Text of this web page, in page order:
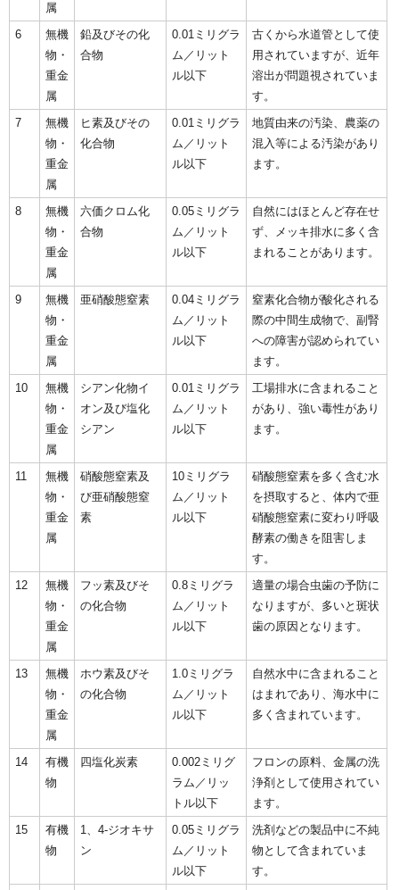
属
6
無機
物・
重金
属
鉛及びその化
合物
0.01ミリグラ
ム／リット
ル以下
古くから水道管として使
用されていますが、近年
溶出が問題視されていま
す。
7
無機
物・
重金
属
ヒ素及びその
化合物
0.01ミリグラ
ム／リット
ル以下
地質由来の汚染、農薬の
混入等による汚染があり
ます。
8
無機
物・
重金
属
六価クロム化
合物
0.05ミリグラ
ム／リット
ル以下
自然にはほとんど存在せ
ず、メッキ排水に多く含
まれることがあります。
9
無機
物・
重金
属
亜硝酸態窒素
0.04ミリグラ
ム／リット
ル以下
窒素化合物が酸化される
際の中間生成物で、副腎
への障害が認められてい
ます。
10
無機
物・
重金
属
シアン化物イ
オン及び塩化
シアン
0.01ミリグラ
ム／リット
ル以下
工場排水に含まれること
があり、強い毒性があり
ます。
11
無機
物・
重金
属
硝酸態窒素及
び亜硝酸態窒
素
10ミリグラ
ム／リット
ル以下
硝酸態窒素を多く含む水
を摂取すると、体内で亜
硝酸態窒素に変わり呼吸
酵素の働きを阻害しま
す。
12
無機
物・
重金
属
フッ素及びそ
の化合物
0.8ミリグラ
ム／リット
ル以下
適量の場合虫歯の予防に
なりますが、多いと斑状
歯の原因となります。
13
無機
物・
重金
属
ホウ素及びそ
の化合物
1.0ミリグラ
ム／リット
ル以下
自然水中に含まれること
はまれであり、海水中に
多く含まれています。
14
有機
物
四塩化炭素
0.002ミリグ
ラム／リッ
トル以下
フロンの原料、金属の洗
浄剤として使用されてい
ます。
15
有機
物
1、4-ジオキサ
ン
0.05ミリグラ
ム／リット
ル以下
洗剤などの製品中に不純
物として含まれていま
す。